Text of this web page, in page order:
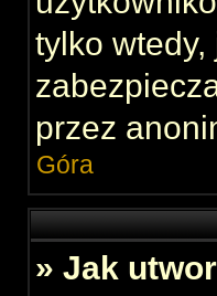
tylko wtedy,
przez
Góra
» Jak